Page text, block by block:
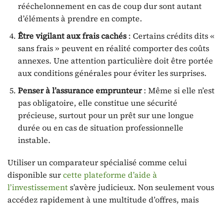
rééchelonnement en cas de coup dur sont autant
d’éléments à prendre en compte.
Être vigilant aux frais cachés: Certains crédits dits «
sans frais » peuvent en réalité comporter des coûts
annexes. Une attention particulière doit être portée
aux conditions générales pour éviter les surprises.
Penser à l’assurance emprunteur: Même si elle n’est
pas obligatoire, elle constitue une sécurité
précieuse, surtout pour un prêt sur une longue
durée ou en cas de situation professionnelle
instable.
Utiliser un comparateur spécialisé comme celui
disponible surcette plateforme d’aide à
l’investissements’avère judicieux. Non seulement vous
accédez rapidement à une multitude d’offres, mais